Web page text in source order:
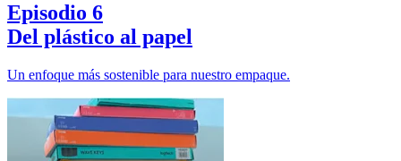
Episodio 6
Del plástico al papel
Un enfoque más sostenible para nuestro empaque.